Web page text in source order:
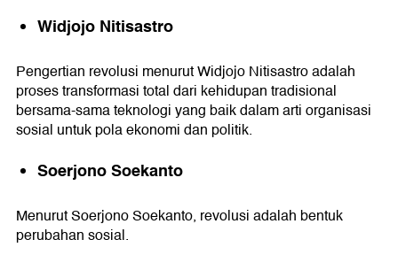
Widjojo Nitisastro
Pengertian revolusi menurut Widjojo Nitisastro adalah
proses transformasi total dari kehidupan tradisional
bersama-sama teknologi yang baik dalam arti organisasi
sosial untuk pola ekonomi dan politik.
Soerjono Soekanto
Menurut Soerjono Soekanto, revolusi adalah bentuk
perubahan sosial.